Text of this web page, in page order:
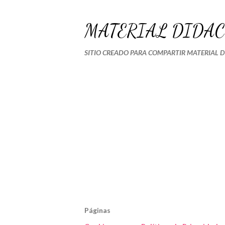
MATERIAL
SITIO CREADO PARA COMPARTIR MATERIAL
Páginas